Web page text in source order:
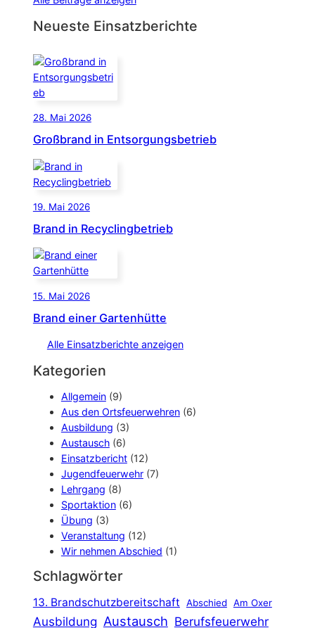
Neueste Einsatzberichte
28. Mai 2026
Großbrand in Entsorgungsbetrieb
19. Mai 2026
Brand in Recyclingbetrieb
15. Mai 2026
Brand einer Gartenhütte
Alle Einsatzberichte anzeigen
Kategorien
Allgemein(9)
Aus den Ortsfeuerwehren(6)
Ausbildung (3)
Austausch(6)
Einsatzbericht(12)
Jugendfeuerwehr(7)
Lehrgang (8)
Sportaktion(6)
Übung (3)
Veranstaltung (12)
Wir nehmen Abschied (1)
Schlagwörter
13. Brandschutzbereitschaft Abschied Am Oxer
Ausbildung Austausch Berufsfeuerwehr